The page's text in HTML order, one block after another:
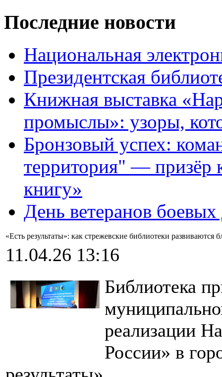
Последние новости
Национальная
Президентская
Книжная выставка
промыслы»: узоры,
Бронзовый успех:
территория" — призёр
книгу»
День ветеранов
«Есть результаты»: как стрежевские библиотеки
11.04.26 13:16
Библиотека
реализации
России» в